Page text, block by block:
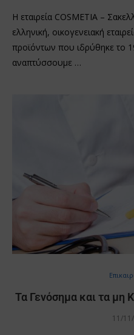
Η εταιρεία COSMETIA –
ελληνική, οικογενειακή
προϊόντων που ιδρύθηκε το
αναπτύσσουμε …
Τα Γενόσημα και τα μη
11/